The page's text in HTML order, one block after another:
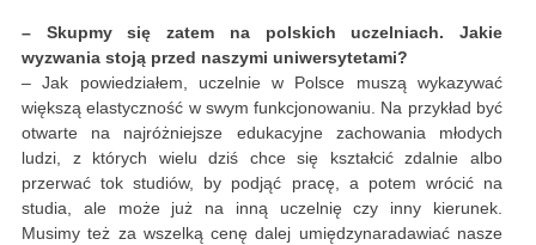
– Skupmy się zatem na polskich uczelniach. Jakie
wyzwania stoją przed naszymi uniwersytetami?
– Jak powiedziałem, uczelnie w Polsce muszą wykazywać
większą elastyczność w swym funkcjonowaniu. Na przykład być
otwarte na najróżniejsze edukacyjne zachowania młodych
ludzi, z których wielu dziś chce się kształcić zdalnie albo
przerwać tok studiów, by podjąć pracę, a potem wrócić na
studia, ale może już na inną uczelnię czy inny kierunek.
Musimy też za wszelką cenę dalej umiędzynaradawiać nasze